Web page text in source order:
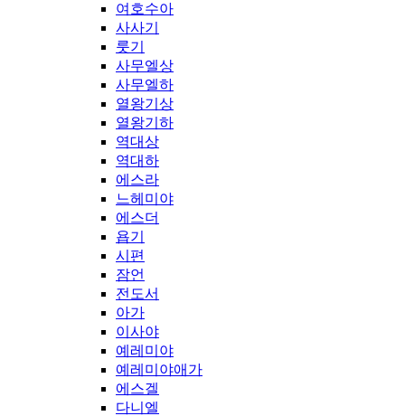
여호수아
사사기
룻기
사무엘상
사무엘하
열왕기상
열왕기하
역대상
역대하
에스라
느헤미야
에스더
욥기
시편
잠언
전도서
아가
이사야
예레미야
예레미야애가
에스겔
다니엘